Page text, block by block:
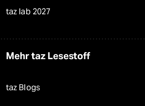
taz lab 2027
Mehr taz Lesestoff
taz Blogs